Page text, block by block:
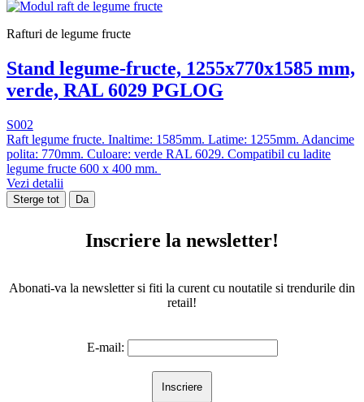
Rafturi de legume fructe
Stand legume-fructe, 1255x770x1585 mm,
verde, RAL 6029 PGLOG
S002
Raft legume fructe. Inaltime: 1585mm. Latime: 1255mm. Adancime
polita: 770mm. Culoare: verde RAL 6029. Compatibil cu ladite
legume fructe 600 x 400 mm.
Vezi detalii
Sterge tot Da
Inscriere la newsletter!
Abonati-va la newsletter si fiti la curent cu noutatile si trendurile din
retail!
E-mail: